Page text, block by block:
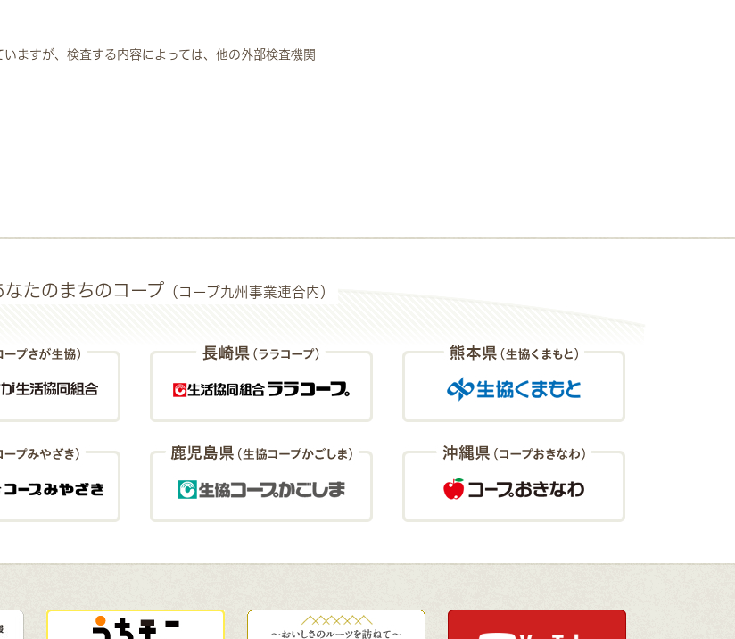
ますが、検査する内容によっては、他の外部検査機関
なたのまちのコープ （コープ九州事業連合内）